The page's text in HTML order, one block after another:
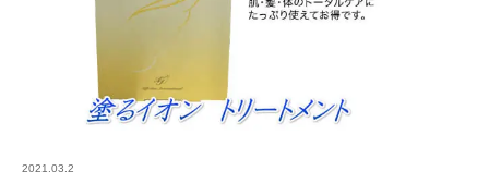
2021.03.2